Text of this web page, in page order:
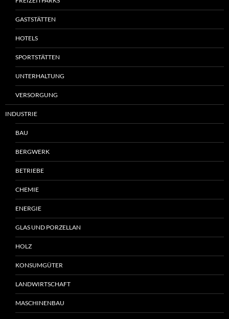
GASTSTÄTTEN
HOTELS
SPORTSTÄTTEN
UNTERHALTUNG
VERSORGUNG
INDUSTRIE
BAU
BERGWERK
BETRIEBE
CHEMIE
ENERGIE
GLAS UND PORZELLAN
HOLZ
KONSUMGÜTER
LANDWIRTSCHAFT
MASCHINENBAU